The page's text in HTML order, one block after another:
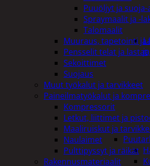
Puuöljyt ja
Spraymaalit ja -
Talomaalit
Muuraus, tapetointi ja
Pensselit telat ja lastat
Sekoittimet
Suojaus
Muut työkalut ja tarvikkeet
Paineilmatyökalut ja
Kompressorit
Letkut, liittimet ja
Maaliruiskut ja
Naulaimet
Pulttipyssyt ja räikät
Rakennusmateriaalit